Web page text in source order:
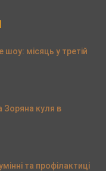
шоу: місяць у третій
Зоряна куля в
та профілактиці